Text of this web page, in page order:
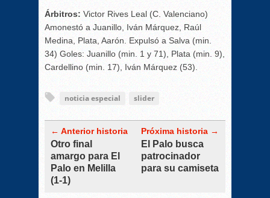
Árbitros: Victor Rives Leal (C. Valenciano)
Amonestó a Juanillo, Iván Márquez, Raúl
Medina, Plata, Aarón. Expulsó a Salva (min.
34) Goles: Juanillo (min. 1 y 71), Plata (min. 9),
Cardellino (min. 17), Iván Márquez (53).
noticia especial slider
← Anterior historia
Otro final
amargo para El
Palo en Melilla
(1-1)
Próxima historia →
El Palo busca
patrocinador
para su camiseta